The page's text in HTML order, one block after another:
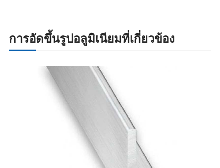
การอัดขึ้นรูปอลูมิเนียมที่เกี่ยวข้อง